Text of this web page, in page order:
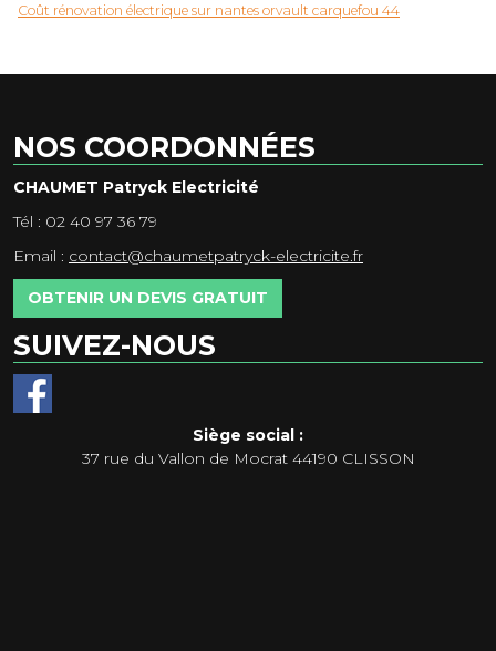
Coût rénovation électrique sur nantes orvault carquefou 44
NOS COORDONNÉES
CHAUMET Patryck Electricité
Tél : 02 40 97 36 79
Email : contact@chaumetpatryck-electricite.fr
OBTENIR UN DEVIS GRATUIT
SUIVEZ-NOUS
Siège social :
37 rue du Vallon de Mocrat 44190 CLISSON